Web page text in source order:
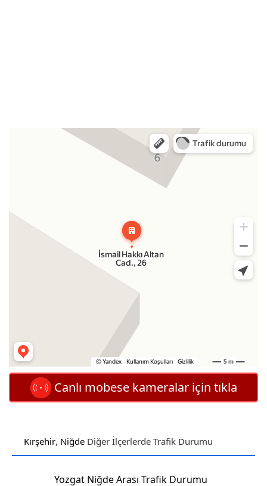
Canlı mobese kameralar için tıkla
Kırşehir, Niğde Diğer İlçerlerde Trafik Durumu
Yozgat Niğde Arası Trafik Durumu